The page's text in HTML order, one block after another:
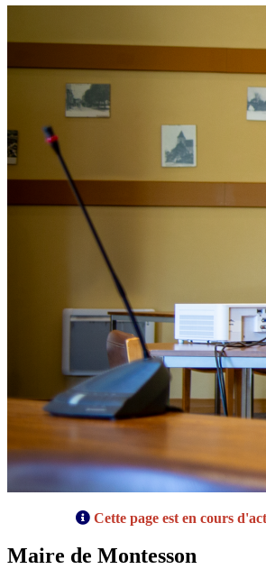
Cette page est en cours
Maire de Montesson